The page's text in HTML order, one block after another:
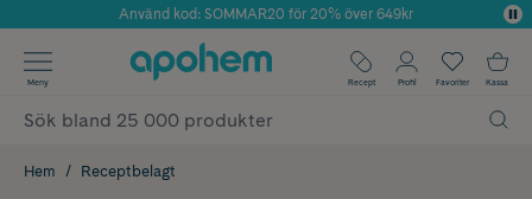
Årets Butik 2025 inom Skönhet
Använd kod: SOMMAR20 för 20% över 649kr
✓ Fri frakt
✓ Poäng på alla köp*
Meny Recept Profil Favoriter Kassa
Hem Receptbelagt